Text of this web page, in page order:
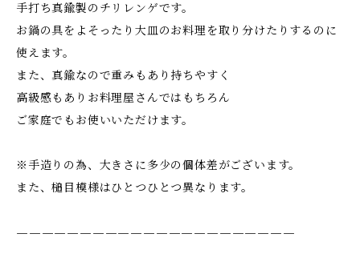
手打ち真鍮製のチリレンゲです。
お鍋の具をよそったり大皿のお料理を取り分けたりするのに
使えます。
また、真鍮なので重みもあり持ちやすく
高級感もありお料理屋さんではもちろん
ご家庭でもお使いいただけます。
※手造りの為、大きさに多少の個体差がございます。
また、槌目模様はひとつひとつ異なります。
——————————————————————